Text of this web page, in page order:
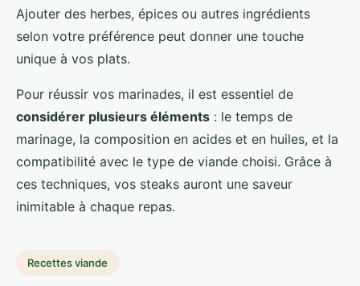
Ajouter des herbes, épices ou autres ingrédients
selon votre préférence peut donner une touche
unique à vos plats.
Pour réussir vos marinades, il est essentiel de
considérer plusieurs éléments : le temps de
marinage, la composition en acides et en huiles, et la
compatibilité avec le type de viande choisi. Grâce à
ces techniques, vos steaks auront une saveur
inimitable à chaque repas.
Recettes viande